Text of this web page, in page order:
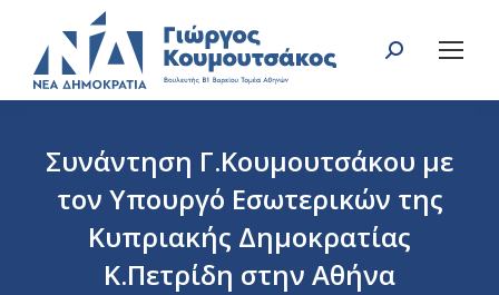
Search:
Συνάντηση Γ.Κουμουτσάκου με
τον Υπουργό Εσωτερικών της
Κυπριακής Δημοκρατίας
Κ.Πετρίδη στην Αθήνα